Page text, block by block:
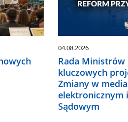
04.08.2026
Rada Ministrów
kluczowych
Zmiany w
elektronicznym
Sądowym